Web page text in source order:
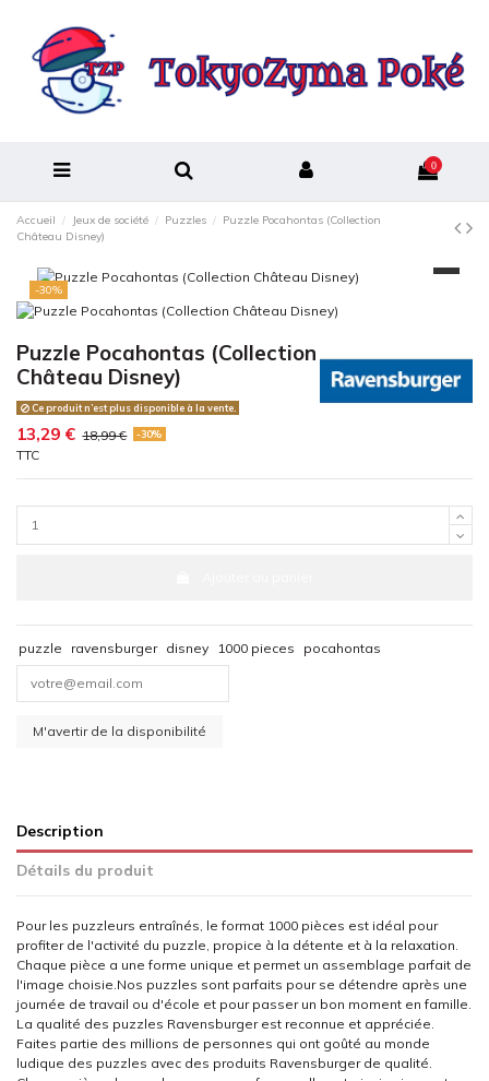
0
Accueil Jeux de société Puzzles
Puzzle Pocahontas (Collection
Château Disney)
-30%
Puzzle Pocahontas (Collection
Château Disney)
Ce produit n’est plus disponible à la vente.
13,29 € 18,99 € -30%
TTC
puzzle ravensburger disney 1000 pieces pocahontas
Description
Détails du produit
Pour les puzzleurs entraînés, le format 1000 pièces est idéal pour
profiter de l'activité du puzzle, propice à la détente et à la relaxation.
Chaque pièce a une forme unique et permet un assemblage parfait de
l'image choisie.Nos puzzles sont parfaits pour se détendre après une
journée de travail ou d'école et pour passer un bon moment en famille.
La qualité des puzzles Ravensburger est reconnue et appréciée.
Faites partie des millions de personnes qui ont goûté au monde
ludique des puzzles avec des produits Ravensburger de qualité.